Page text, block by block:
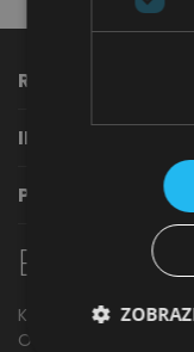
ROZCESTNÍK
INFORMACE
PODPORA
Elza
Křížkovského 843/
Olomouc, 779 00